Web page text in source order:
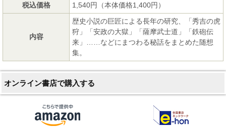
税込価格
1,540円（本体価格1,400円）
内容
歴史小説の巨匠による長年の研究、「秀吉の虎
狩」「安政の大獄」「薩摩武士道」「鉄砲伝
来」……などにまつわる秘話をまとめた随想
集。
オンライン書店で購入する